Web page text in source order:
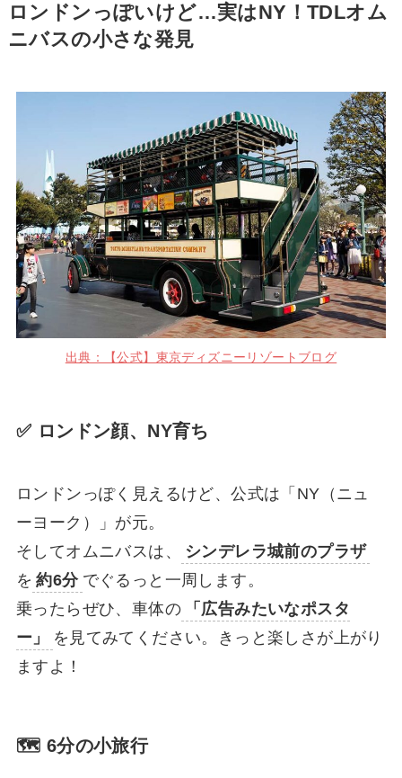
ロンドンっぽいけど…実はNY！TDLオム
ニバスの小さな発見
出典：【公式】東京ディズニーリゾートブログ
✅ ロンドン顔、NY育ち
ロンドンっぽく見えるけど、公式は「NY（ニュ
ーヨーク）」が元。
そしてオムニバスは、
シンデレラ城前のプラザ
を 約6分 でぐるっと一周します。
乗ったらぜひ、車体の
「広告みたいなポスタ
ー」
を見てみてください。きっと楽しさが上がり
ますよ！
🗺 6分の小旅行